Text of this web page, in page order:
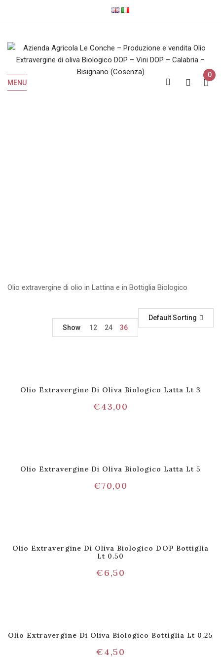
MENU
0
Olio extravergine di olio in Lattina e in Bottiglia Biologico
Default Sorting
Show
12 24 36
Olio Extravergine Di Oliva Biologico Latta Lt 3
€43,00
Olio Extravergine Di Oliva Biologico Latta Lt 5
€70,00
Olio Extravergine Di Oliva Biologico DOP Bottiglia
Lt 0.50
€6,50
Olio Extravergine Di Oliva Biologico Bottiglia Lt 0.25
€4,50